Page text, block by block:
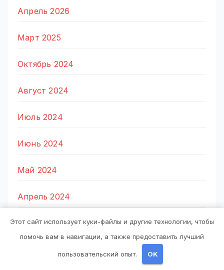
Апрель 2026
Март 2025
Октябрь 2024
Август 2024
Июль 2024
Июнь 2024
Май 2024
Апрель 2024
Март 2024
Этот сайт использует куки-файлы и другие технологии, чтобы
помочь вам в навигации, а также предоставить лучший
пользовательский опыт. OK